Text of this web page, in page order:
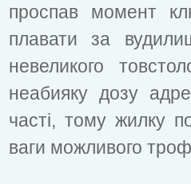
проспав момент
плавати за
невеликого
неабияку дозу
часті, тому жилку
ваги можливого